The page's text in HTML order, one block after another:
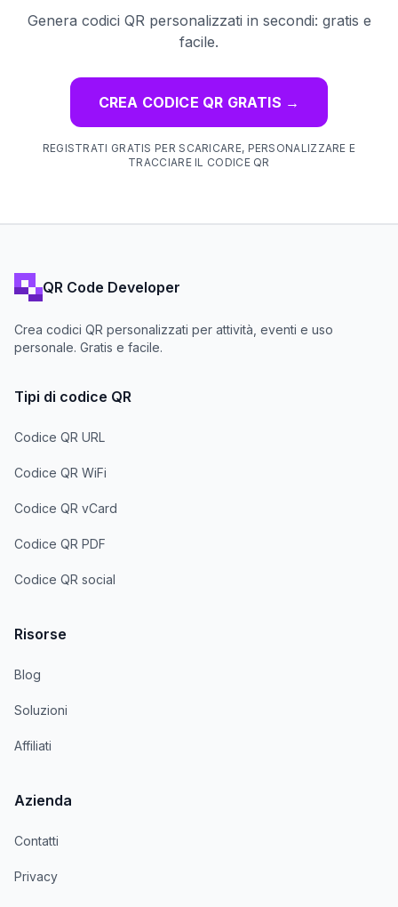
Genera codici QR personalizzati in secondi: gratis e
facile.
CREA CODICE QR GRATIS →
REGISTRATI GRATIS PER SCARICARE, PERSONALIZZARE E
TRACCIARE IL CODICE QR
QR Code Developer
Crea codici QR personalizzati per attività, eventi e uso
personale. Gratis e facile.
Tipi di codice QR
Codice QR URL
Codice QR WiFi
Codice QR vCard
Codice QR PDF
Codice QR social
Risorse
Blog
Soluzioni
Affiliati
Azienda
Contatti
Privacy